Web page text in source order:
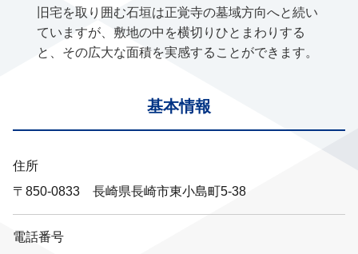
旧宅を取り囲む石垣は正覚寺の墓域方向へと続い
ていますが、敷地の中を横切りひとまわりする
と、その広大な面積を実感することができます。
基本情報
住所
〒850-0833 長崎県長崎市東小島町5-38
電話番号